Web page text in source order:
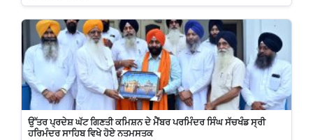
ਉੱਤਰ ਪ੍ਰਦੇਸ਼ ਘੱਟ ਗਿਣਤੀ ਕਮਿਸ਼ਨ ਦੇ ਮੈਂਬਰ ਪਰਮਿੰਦਰ ਸਿੰਘ ਸੱਚਖੰਡ ਸ੍ਰੀ
ਹਰਿਮੰਦਰ ਸਾਹਿਬ ਵਿਖੇ ਹੋਏ ਨਤਮਸਤਕ